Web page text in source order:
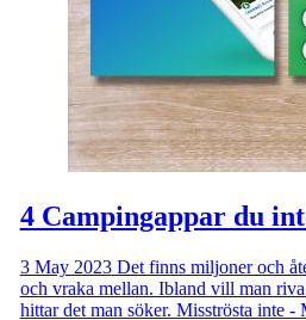
4 Campingappar du
3 May 2023Det finns miljoner och
och vraka mellan. Ibland vill man
hittar det man söker. Misströsta inte